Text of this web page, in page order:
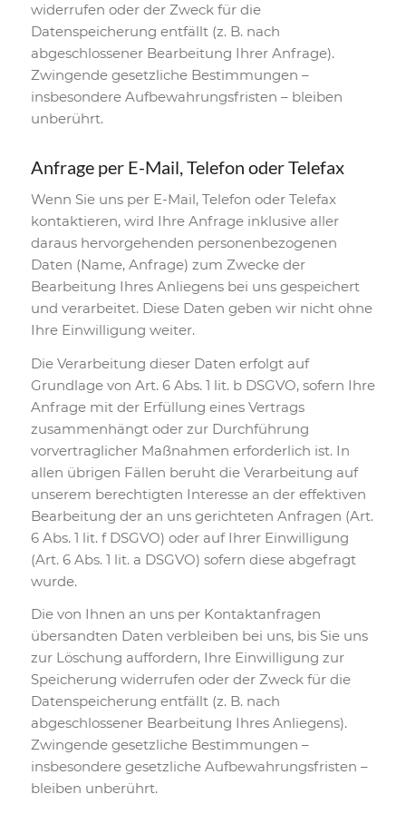
widerrufen oder der Zweck für die
Datenspeicherung entfällt (z. B. nach
abgeschlossener Bearbeitung Ihrer Anfrage).
Zwingende gesetzliche Bestimmungen –
insbesondere Aufbewahrungsfristen – bleiben
unberührt.
Anfrage per E-Mail, Telefon oder Telefax
Wenn Sie uns per E-Mail, Telefon oder Telefax
kontaktieren, wird Ihre Anfrage inklusive aller
daraus hervorgehenden personenbezogenen
Daten (Name, Anfrage) zum Zwecke der
Bearbeitung Ihres Anliegens bei uns gespeichert
und verarbeitet. Diese Daten geben wir nicht ohne
Ihre Einwilligung weiter.
Die Verarbeitung dieser Daten erfolgt auf
Grundlage von Art. 6 Abs. 1 lit. b DSGVO, sofern Ihre
Anfrage mit der Erfüllung eines Vertrags
zusammenhängt oder zur Durchführung
vorvertraglicher Maßnahmen erforderlich ist. In
allen übrigen Fällen beruht die Verarbeitung auf
unserem berechtigten Interesse an der effektiven
Bearbeitung der an uns gerichteten Anfragen (Art.
6 Abs. 1 lit. f DSGVO) oder auf Ihrer Einwilligung
(Art. 6 Abs. 1 lit. a DSGVO) sofern diese abgefragt
wurde.
Die von Ihnen an uns per Kontaktanfragen
übersandten Daten verbleiben bei uns, bis Sie uns
zur Löschung auffordern, Ihre Einwilligung zur
Speicherung widerrufen oder der Zweck für die
Datenspeicherung entfällt (z. B. nach
abgeschlossener Bearbeitung Ihres Anliegens).
Zwingende gesetzliche Bestimmungen –
insbesondere gesetzliche Aufbewahrungsfristen –
bleiben unberührt.